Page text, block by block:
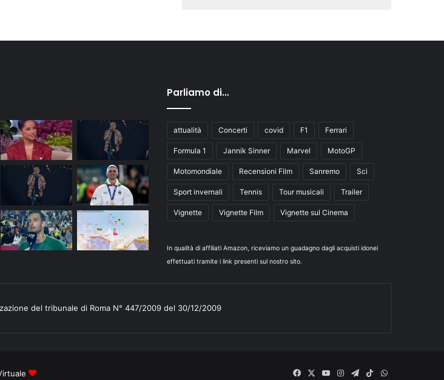
Parliamo di…
attualità Concerti covid F1 Ferrari
Formula 1 Jannik Sinner Marvel MotoGP
Motomondiale Recensioni Film Sanremo Sci
Sport invernali Tennis Tour musicali Trailer
Vignette Vignette Film Vignette sul Cinema
In qualità di affiliati Amazon, riceviamo un guadagno dagli acquisti idonei
effettuati tramite i link presenti sul nostro sito.
del tribunale di Roma N° 447/2009 del 30/12/2009
Facebook
X YouInstagram
Telegram
TikTokWhatsApp